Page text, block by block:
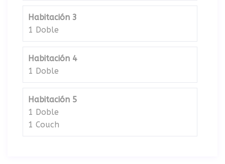
Habitación 3
1 Doble
Habitación 4
1 Doble
Habitación 5
1 Doble
1 Couch